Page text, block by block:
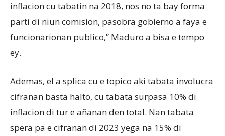
inflacion cu tabatin na 2018, nos no ta bay forma
parti di niun comision, pasobra gobierno a faya e
funcionarionan publico,” Maduro a bisa e tempo
ey.
Ademas, el a splica cu e topico aki tabata involucra
cifranan basta halto, cu tabata surpasa 10% di
inflacion di tur e añanan den total. Nan tabata
spera pa e cifranan di 2023 yega na 15% di